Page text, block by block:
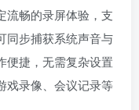
流畅的录屏体验，支
同步捕获系统声音与
便捷，无需复杂设置
戏录像、会议记录等